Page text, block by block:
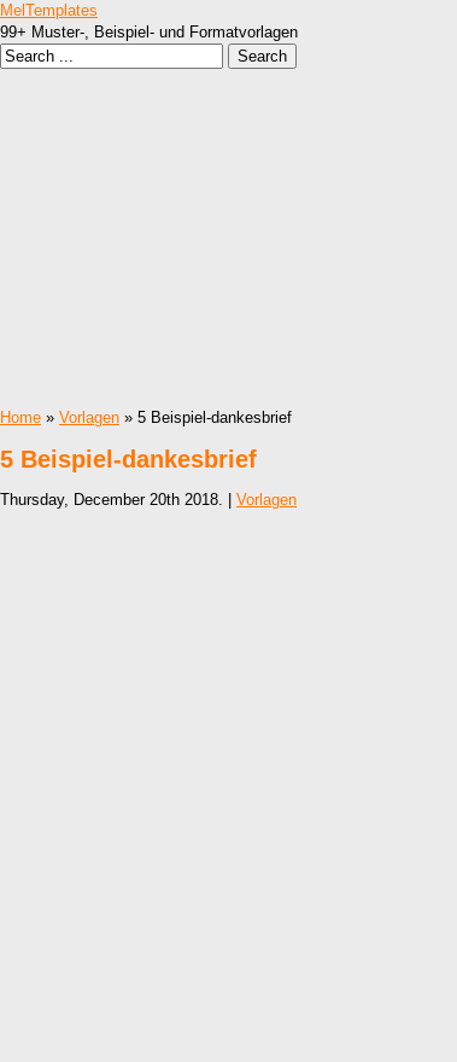
MelTemplates
99+ Muster-, Beispiel- und Formatvorlagen
Home » Vorlagen » 5 Beispiel-dankesbrief
5 Beispiel-dankesbrief
Thursday, December 20th 2018. | Vorlagen